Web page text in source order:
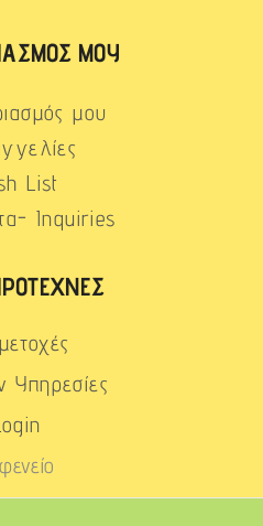
ΜΟΥ
μου
List
Inquiries
Υπηρεσίες